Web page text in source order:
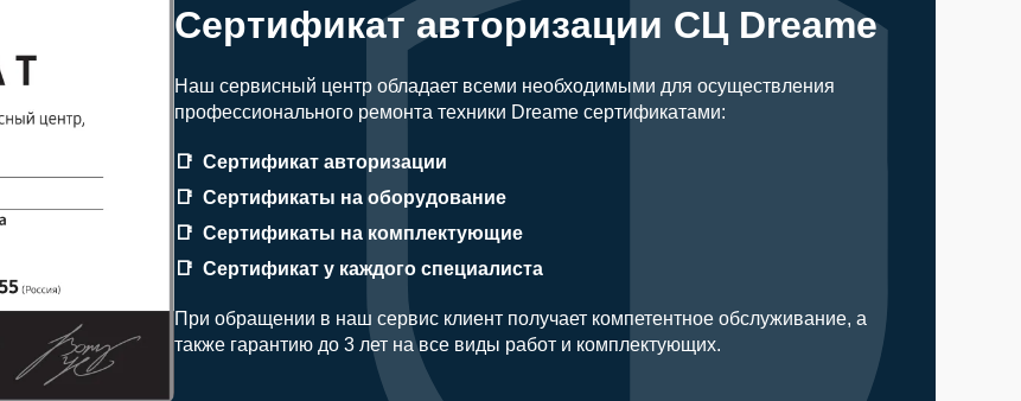
Сертификат авторизации СЦ Dreame
Наш сервисный центр обладает всеми необходимыми для осуществления
профессионального ремонта техники Dreame сертификатами:
Сертификат авторизации
Сертификаты на оборудование
Сертификаты на комплектующие
Сертификат у каждого специалиста
При обращении в наш сервис клиент получает компетентное обслуживание, а
также гарантию до 3 лет на все виды работ и комплектующих.